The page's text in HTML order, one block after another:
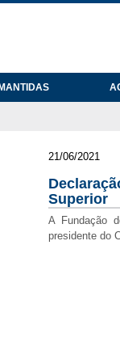
MANTIDAS
21/06/2021
Superior
A Fundação
presidente do